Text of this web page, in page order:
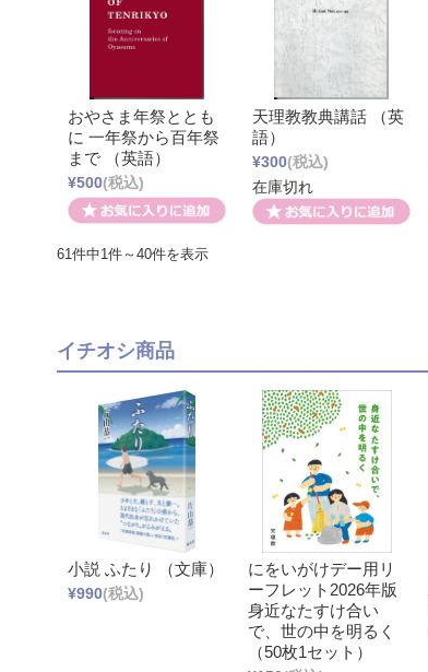
おやさま年祭ととも
に 一年祭から百年祭
まで （英語）
¥500(税込)
天理教教典講話 （英
語）
¥300(税込)
在庫切れ
61件中1件～40件を表示
イチオシ商品
小説 ふたり （文庫）
¥990(税込)
にをいがけデー用リ
ーフレット2026年版
身近なたすけ合い
で、世の中を明るく
（50枚1セット）